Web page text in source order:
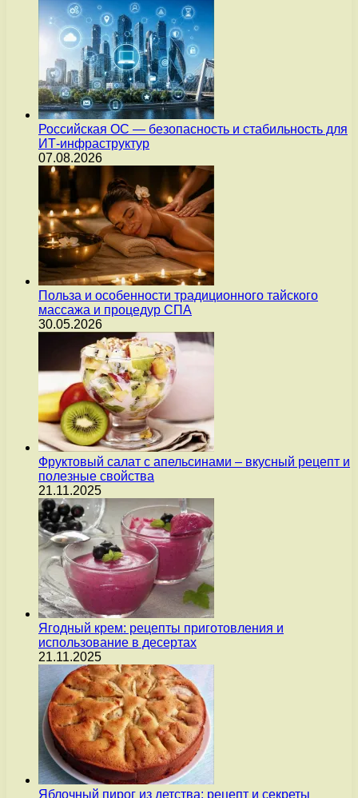
Российская ОС — безопасность и стабильность для
ИТ-инфраструктур
07.08.2026
Польза и особенности традиционного тайского
массажа и процедур СПА
30.05.2026
Фруктовый салат с апельсинами – вкусный рецепт и
полезные свойства
21.11.2025
Ягодный крем: рецепты приготовления и
использование в десертах
21.11.2025
Яблочный пирог из детства: рецепт и секреты